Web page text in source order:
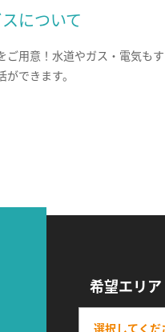
について
ご用意！水道やガス・電気も
できます。
希望エリア